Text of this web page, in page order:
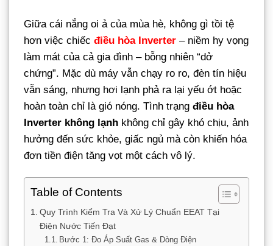
Giữa cái nắng oi ả của mùa hè, không gì tồi tệ
hơn việc chiếc điều hòa Inverter – niềm hy vọng
làm mát của cả gia đình – bỗng nhiên “dở
chứng”. Mặc dù máy vẫn chạy ro ro, đèn tín hiệu
vẫn sáng, nhưng hơi lạnh phả ra lại yếu ớt hoặc
hoàn toàn chỉ là gió nóng. Tình trạng điều hòa
Inverter không lạnh không chỉ gây khó chịu, ảnh
hưởng đến sức khỏe, giấc ngủ mà còn khiến hóa
đơn tiền điện tăng vọt một cách vô lý.
Table of Contents
Quy Trình Kiểm Tra Và Xử Lý Chuẩn EEAT Tại
Điện Nước Tiến Đạt
Bước 1: Đo Áp Suất Gas & Dòng Điện